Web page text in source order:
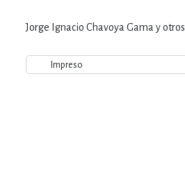
Jorge Ignacio Chavoya Gama y otros
Impreso